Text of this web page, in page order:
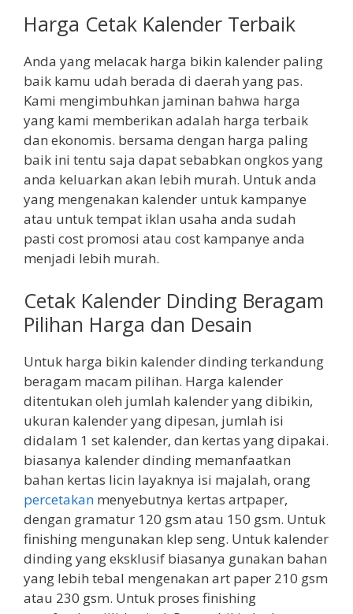
Harga Cetak Kalender Terbaik
Anda yang melacak harga bikin kalender paling
baik kamu udah berada di daerah yang pas.
Kami mengimbuhkan jaminan bahwa harga
yang kami memberikan adalah harga terbaik
dan ekonomis. bersama dengan harga paling
baik ini tentu saja dapat sebabkan ongkos yang
anda keluarkan akan lebih murah. Untuk anda
yang mengenakan kalender untuk kampanye
atau untuk tempat iklan usaha anda sudah
pasti cost promosi atau cost kampanye anda
menjadi lebih murah.
Cetak Kalender Dinding Beragam
Pilihan Harga dan Desain
Untuk harga bikin kalender dinding terkandung
beragam macam pilihan. Harga kalender
ditentukan oleh jumlah kalender yang dibikin,
ukuran kalender yang dipesan, jumlah isi
didalam 1 set kalender, dan kertas yang dipakai.
biasanya kalender dinding memanfaatkan
bahan kertas licin layaknya isi majalah, orang
percetakan menyebutnya kertas artpaper,
dengan gramatur 120 gsm atau 150 gsm. Untuk
finishing mengunakan klep seng. Untuk kalender
dinding yang eksklusif biasanya gunakan bahan
yang lebih tebal mengenakan art paper 210 gsm
atau 230 gsm. Untuk proses finishing